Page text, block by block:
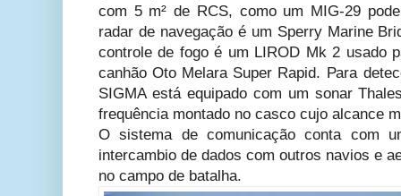
com 5 m² de RCS, como um MIG-29
radar de navegação é um Sperry Marine
controle de fogo é um LIROD Mk 2 usado
canhão Oto Melara Super Rapid. Para
SIGMA está equipado com um sonar
frequência montado no casco cujo alcance
O sistema de comunicação conta com
intercambio de dados com outros navios e
no campo de batalha.